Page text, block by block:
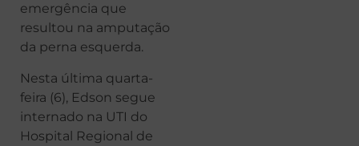
emergência que
resultou na amputação
da perna esquerda.
Nesta última quarta-
feira (6), Edson segue
internado na UTI do
Hospital Regional de